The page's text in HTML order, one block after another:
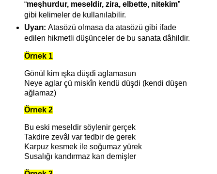
“meşhurdur, meseldir, zira, elbette, nitekim”
gibi kelimeler de kullanılabilir.
Uyarı: Atasözü olmasa da atasözü gibi ifade
edilen hikmetli düşünceler de bu sanata dâhildir.
Örnek 1
Gönül kim ışka düşdi aglamasun
Neye aglar çü miskîn kendü düşdi (kendi düşen
ağlamaz)
Örnek 2
Bu eski meseldir söylenir gerçek
Takdire zevâl var tedbir de gerek
Karpuz kesmek ile soğumaz yürek
Susalığı kandırmaz kan demişler